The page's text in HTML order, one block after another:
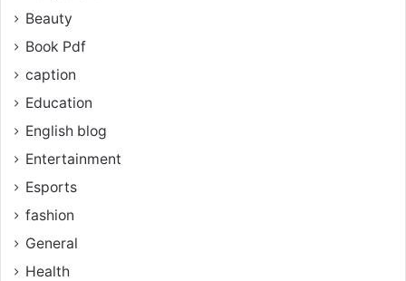
Beauty
Book Pdf
caption
Education
English blog
Entertainment
Esports
fashion
General
Health